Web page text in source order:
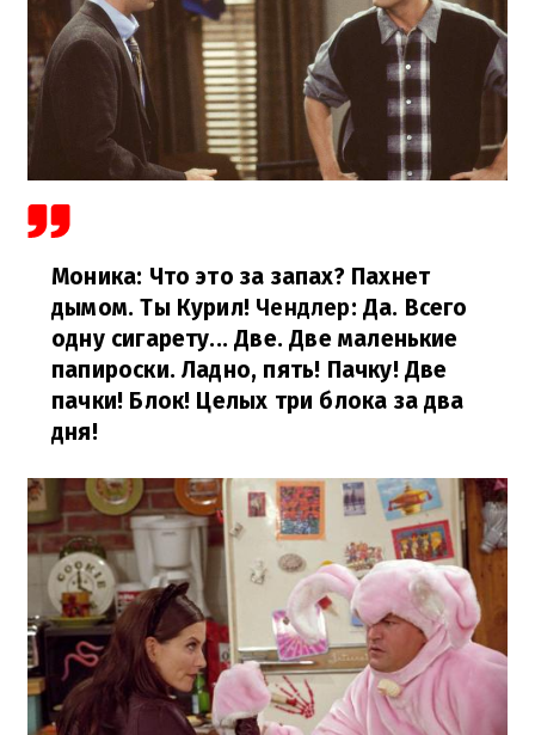
Моника: Что это за запах? Пахнет
дымом. Ты Курил! Чендлер: Да. Всего
одну сигарету... Две. Две маленькие
папироски. Ладно, пять! Пачку! Две
пачки! Блок! Целых три блока за два
дня!